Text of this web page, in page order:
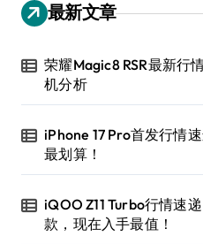
最新文章
荣耀Magic8 RSR最新行
机分析
iPhone 17 Pro首发行情
最划算！
iQOO Z11 Turbo行情速
款，现在入手最值！